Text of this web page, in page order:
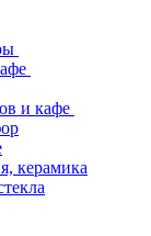
и кафе
керамика